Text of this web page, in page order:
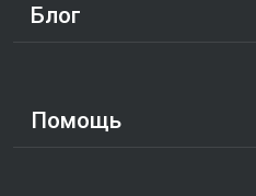
Блог
Помощь